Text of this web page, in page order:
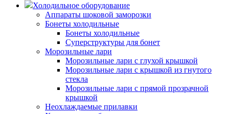
Холодильное оборудование
Аппараты шоковой заморозки
Бонеты холодильные
Бонеты холодильные
Суперструктуры для бонет
Морозильные лари
Морозильные лари с глухой крышкой
Морозильные лари с крышкой из гнутого
стекла
Морозильные лари с прямой прозрачной
крышкой
Неохлаждаемые прилавки